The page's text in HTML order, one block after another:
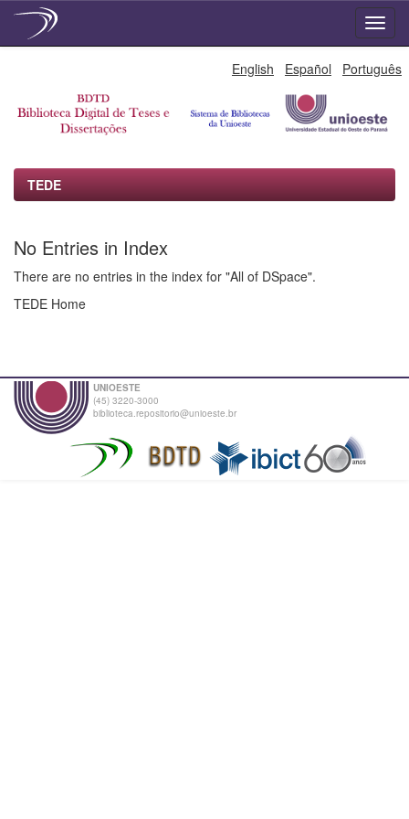
English Español Português
TEDE
No Entries in Index
There are no entries in the index for "All of DSpace".
TEDE Home
UNIOESTE
(45) 3220-3000
biblioteca.repositorio@unioeste.br